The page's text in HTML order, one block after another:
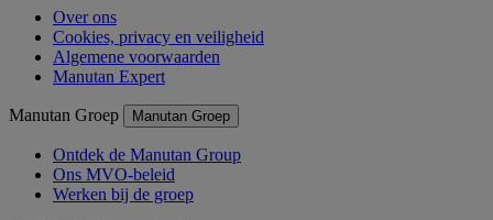
Over ons
Cookies, privacy en veiligheid
Algemene voorwaarden
Manutan Expert
Manutan Groep Manutan Groep
Ontdek de Manutan Group
Ons MVO-beleid
Werken bij de groep